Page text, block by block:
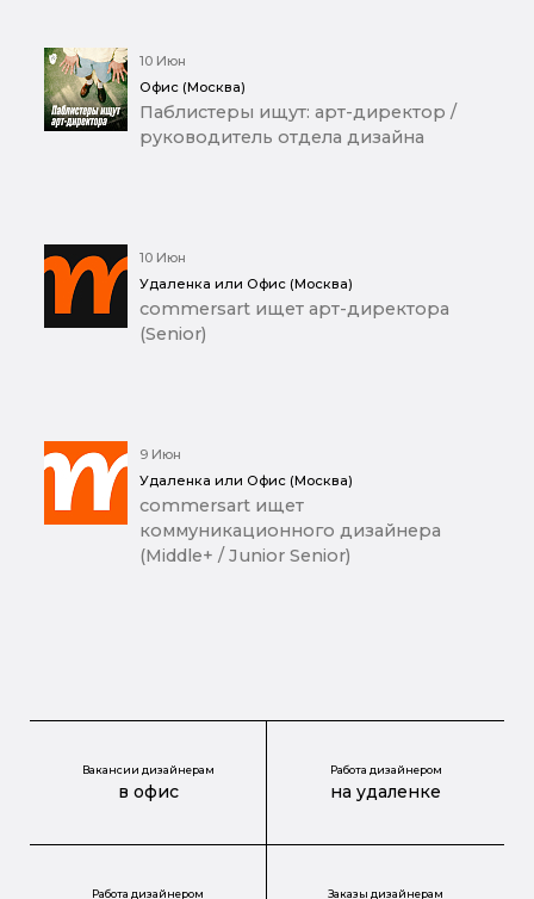
10 Июн
Офис (Москва)
Паблистеры ищут: арт-директор /
руководитель отдела дизайна
10 Июн
Удаленка или Офис (Москва)
commersart ищет арт-директора
(Senior)
9 Июн
Удаленка или Офис (Москва)
commersart ищет
коммуникационного дизайнера
(Middle+ / Junior Senior)
Вакансии дизайнерам
в офис
Работа дизайнером
на удаленке
Работа дизайнером Заказы дизайнерам